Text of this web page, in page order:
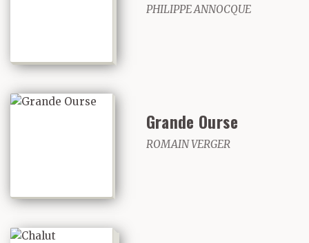
PHILIPPE ANNOCQUE
Grande Ourse
ROMAIN VERGER